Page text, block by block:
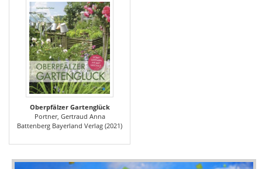
Oberpfälzer Gartenglück
Portner, Gertraud Anna
Battenberg Bayerland Verlag (2021)